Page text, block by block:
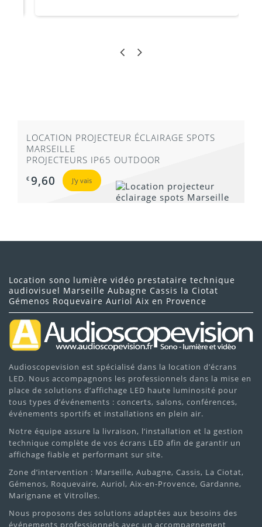
11,3 kg
LOCATION PROJECTEUR ÉCLAIRAGE SPOTS
MARSEILLE
PROJECTEURS IP65 OUTDOOR
€ 9,60 J'y vais
Location sono lumière vidéo prestataire technique
audiovisuel Marseille Aubagne Cassis la Ciotat
Gémenos Roquevaire Auriol Aix en Provence
Audioscopevision est spécialisé dans la location d’écrans
LED. Nous accompagnons les professionnels dans la mise en
place de solutions d’affichage LED haute luminosité pour
tous types d’événements : concerts, salons, conférences,
événements sportifs et installations en plein air.
Notre équipe assure la livraison, l’installation et la gestion
technique complète de vos écrans LED afin de garantir un
affichage fiable et performant sur site.
Zone d’intervention : Marseille, Aubagne, Cassis, La Ciotat,
Gémenos, Roquevaire, Auriol, Aix-en-Provence, Gardanne,
Marignane et Vitrolles.
Nous proposons des solutions adaptées aux besoins des